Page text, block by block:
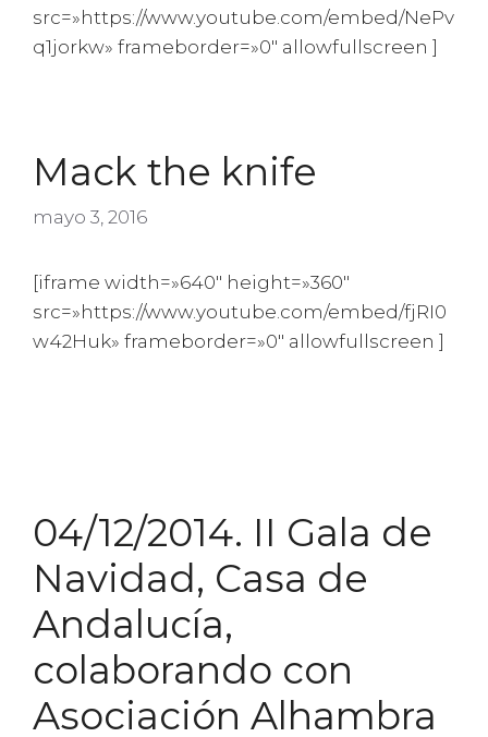
src=»https://www.youtube.com/embed/NePv
q1jorkw» frameborder=»0″ allowfullscreen ]
Mack the knife
mayo 3, 2016
[iframe width=»640″ height=»360″
src=»https://www.youtube.com/embed/fjRI0
w42Huk» frameborder=»0″ allowfullscreen ]
04/12/2014. II Gala de
Navidad, Casa de
Andalucía,
colaborando con
Asociación Alhambra